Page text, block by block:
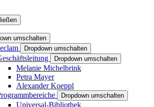
umschalten
Dropdown umschalten
Dropdown umschalten
Melanie Michelbrink
Petra Mayer
Alexander Koeppl
Dropdown umschalten
Universal-Bibliothek